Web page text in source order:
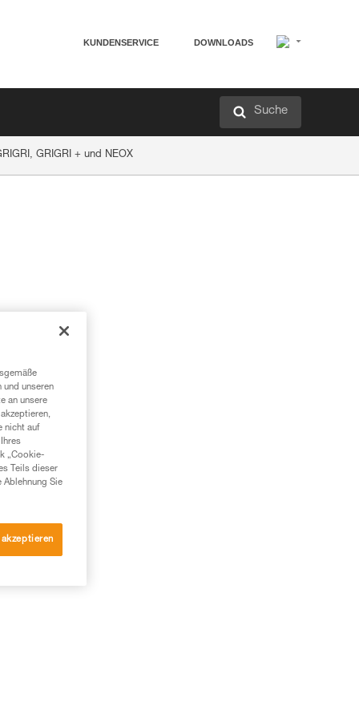
KUNDENSERVICE DOWNLOADS
Suche
GRIGRI + und NEOX
und unseren
an unsere
nicht auf
„Cookie-
Teils dieser
Ablehnung Sie